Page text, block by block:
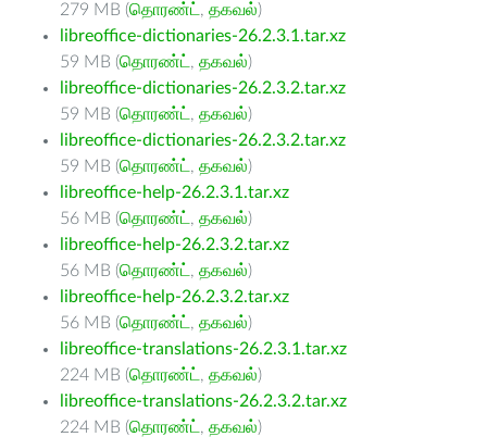
279 MB (தொரண்ட் , தகவல்)
libreoffice-dictionaries-26.2.3.1.tar.xz
59 MB (தொரண்ட் , தகவல்)
libreoffice-dictionaries-26.2.3.2.tar.xz
59 MB (தொரண்ட் , தகவல்)
libreoffice-dictionaries-26.2.3.2.tar.xz
59 MB (தொரண்ட் , தகவல்)
libreoffice-help-26.2.3.1.tar.xz
56 MB (தொரண்ட் , தகவல்)
libreoffice-help-26.2.3.2.tar.xz
56 MB (தொரண்ட் , தகவல்)
libreoffice-help-26.2.3.2.tar.xz
56 MB (தொரண்ட் , தகவல்)
libreoffice-translations-26.2.3.1.tar.xz
224 MB (தொரண்ட் , தகவல்)
libreoffice-translations-26.2.3.2.tar.xz
224 MB (தொரண்ட் , தகவல்)